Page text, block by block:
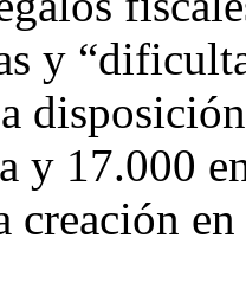
y
y 17.000
en